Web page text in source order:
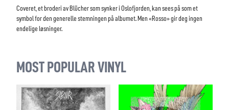
Coveret, et broderi av Blücher som synker i Oslofjorden, kan sees på som et
symbol for den generelle stemningen på albumet. Men «Rosso» gir deg ingen
endelige løsninger.
MOST POPULAR VINYL